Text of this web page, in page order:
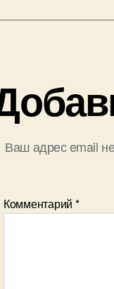
Ваш адрес email
Комментарий *